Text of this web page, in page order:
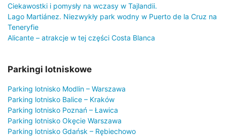
Ciekawostki i pomysły na wczasy w Tajlandii.
Lago Martiánez. Niezwykły park wodny w Puerto de la Cruz na
Teneryfie
Alicante – atrakcje w tej części Costa Blanca
Parkingi lotniskowe
Parking lotnisko Modlin – Warszawa
Parking lotnisko Balice – Kraków
Parking lotnisko Poznań – Ławica
Parking lotnisko Okęcie Warszawa
Parking lotnisko Gdańsk – Rębiechowo